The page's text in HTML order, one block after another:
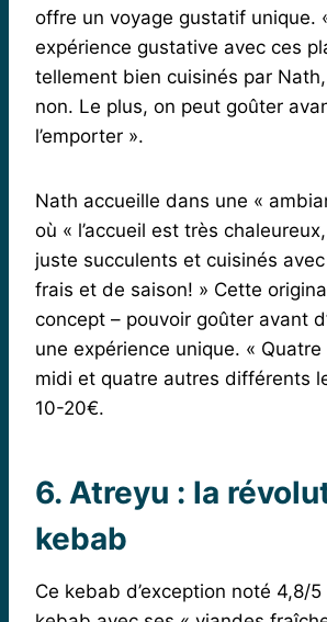
offre un voyage gustatif unique.
expérience gustative avec ces
tellement bien cuisinés par
non. Le plus, on peut goûter
l’emporter ».
Nath accueille dans une «
où « l’accueil est très
juste succulents et cuisinés
frais et de saison! » Cette
concept – pouvoir goûter avant
une expérience unique. «
midi et quatre autres différents
10-20€.
6. Atreyu : la
kebab
Ce kebab d’exception noté 4,8/5